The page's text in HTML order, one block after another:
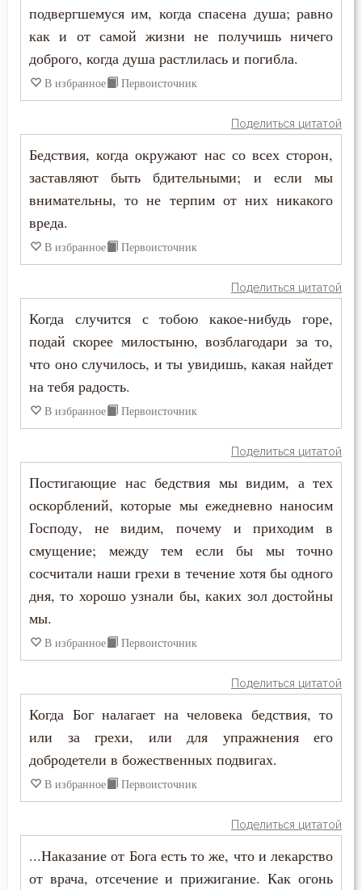
Пример
Приметы
Причастие
Промысел Божий
Пророчество
Прощение
Пьянство
Работа
Рабство телесное
Радость
Развлечение
Раздражительность
Раскаяние
Ревность по Богу
Решимость
Родители
подвергшемуся им, когда спасена душа; равно
как и от самой жизни не получишь ничего
доброго, когда душа растлилась и погибла.
В избранное Первоисточник
Поделиться цитатой
Бедствия, когда окружают нас со всех сторон,
заставляют быть бдительными; и если мы
внимательны, то не терпим от них никакого
вреда.
В избранное Первоисточник
Поделиться цитатой
Когда случится с тобою какое-нибудь горе,
подай скорее милостыню, возблагодари за то,
что оно случилось, и ты увидишь, какая найдет
на тебя радость.
В избранное Первоисточник
Поделиться цитатой
Постигающие нас бедствия мы видим, а тех
оскорблений, которые мы ежедневно наносим
Господу, не видим, почему и приходим в
смущение; между тем если бы мы точно
сосчитали наши грехи в течение хотя бы одного
дня, то хорошо узнали бы, каких зол достойны
мы.
В избранное Первоисточник
Поделиться цитатой
Когда Бог налагает на человека бедствия, то
или за грехи, или для упражнения его
добродетели в божественных подвигах.
В избранное Первоисточник
Поделиться цитатой
...Наказание от Бога есть то же, что и лекарство
от врача, отсечение и прижигание. Как огонь